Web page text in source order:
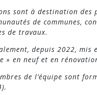
sont à destination des
de communes,
de travaux.
depuis 2022,
» en neuf et en
de l’équipe sont